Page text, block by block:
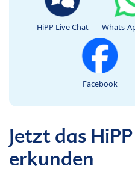
HiPP Live Chat Whats-
Facebook
Jetzt das
erkunden